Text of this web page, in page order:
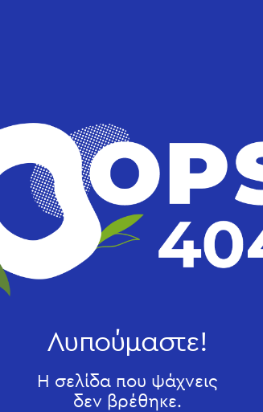
Λυπούμαστε!
Η σελίδα που ψάχνεις
δεν βρέθηκε.